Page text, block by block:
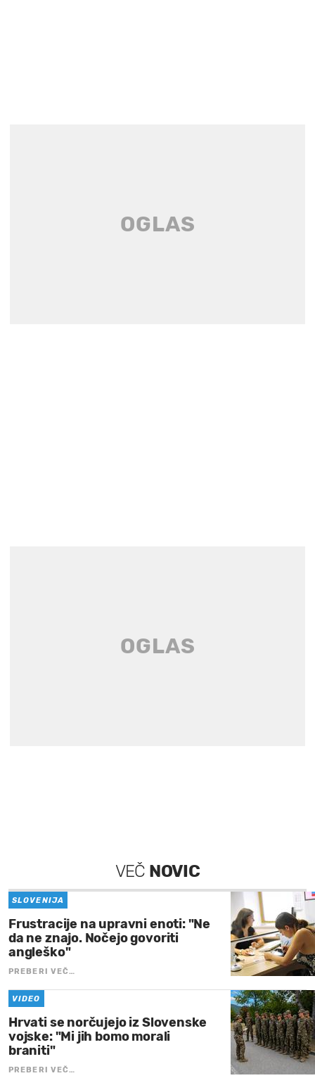
VEČ NOVIC
SLOVENIJA
Frustracije na upravni enoti: "Ne
da ne znajo. Nočejo govoriti
angleško"
PREBERI VEČ…
VIDEO
Hrvati se norčujejo iz Slovenske
vojske: "Mi jih bomo morali
braniti"
PREBERI VEČ…